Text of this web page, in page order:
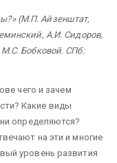
(М.П. Айзенштат,
А.И. Сидоров,
Бобковой. СПб:
чего и зачем
Какие виды
определяются?
на эти и многие
уровень развития